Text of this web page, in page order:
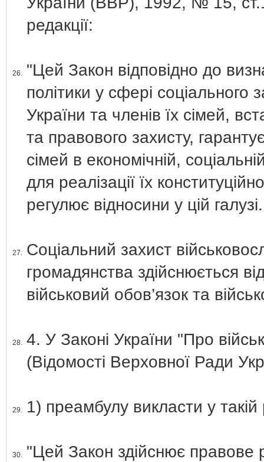
редакції:
26. "Цей Закон відповідно до
політики у сфері соціального
України та членів їх сімей,
та правового захисту,
сімей в економічній,
для реалізації їх
регулює відносини у цій галузі.
27. Соціальний захист
громадянства здійснюється
військовий обов’язок та
28. 4. У Законі України "Про
(Відомості Верховної Ради
29. 1) преамбулу викласти у такій
30. "Цей Закон здійснює правове